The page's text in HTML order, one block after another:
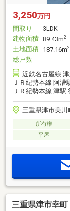
3,250万円
間取り
3LDK
建物面積 89.43m2
土地面積 187.16m2
総戸数
-
近鉄名古屋線
ＪＲ紀勢本線 阿漕
ＪＲ紀勢本線 津駅
三重県津市美川
所有権
平屋
三重県津市幸